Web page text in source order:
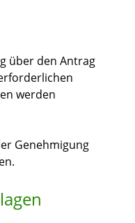
über den Antrag
werden
Genehmigung